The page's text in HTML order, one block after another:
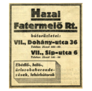
About us